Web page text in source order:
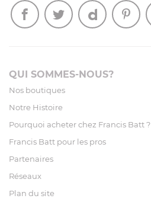
QUI SOMMES-NOUS?
Nos boutiques
Notre Histoire
Pourquoi acheter chez Francis Batt ?
Francis Batt pour les pros
Partenaires
Réseaux
Plan du site